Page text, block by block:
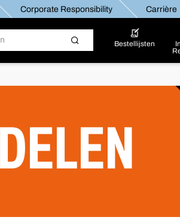
Corporate Responsibility Carrière
Bestellijsten